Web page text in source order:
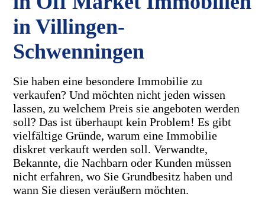
in Villingen-
Schwenningen
Sie haben eine besondere Immobilie zu
verkaufen? Und möchten nicht jeden wissen
lassen, zu welchem Preis sie angeboten werden
soll? Das ist überhaupt kein Problem! Es gibt
vielfältige Gründe, warum eine Immobilie
diskret verkauft werden soll. Verwandte,
Bekannte, die Nachbarn oder Kunden müssen
nicht erfahren, wo Sie Grundbesitz haben und
wann Sie diesen veräußern möchten.